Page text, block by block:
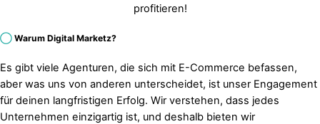
profitieren!
◯ Warum Digital Marketz?
Es gibt viele Agenturen, die sich mit E-Commerce befassen,
aber was uns von anderen unterscheidet, ist unser Engagement
für deinen langfristigen Erfolg. Wir verstehen, dass jedes
Unternehmen einzigartig ist, und deshalb bieten wir